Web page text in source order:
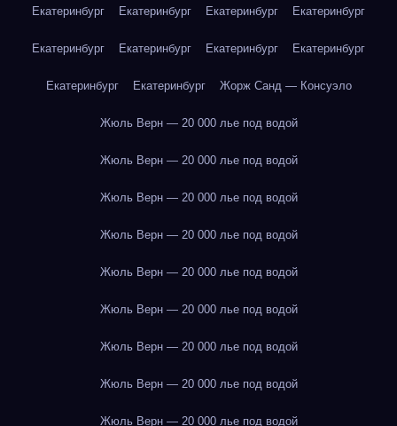
Екатеринбург Екатеринбург Екатеринбург Екатеринбург
Екатеринбург Екатеринбург Екатеринбург Екатеринбург
Екатеринбург Екатеринбург Жорж Санд — Консуэло
Жюль Верн — 20 000 лье под водой
Жюль Верн — 20 000 лье под водой
Жюль Верн — 20 000 лье под водой
Жюль Верн — 20 000 лье под водой
Жюль Верн — 20 000 лье под водой
Жюль Верн — 20 000 лье под водой
Жюль Верн — 20 000 лье под водой
Жюль Верн — 20 000 лье под водой
Жюль Верн — 20 000 лье под водой